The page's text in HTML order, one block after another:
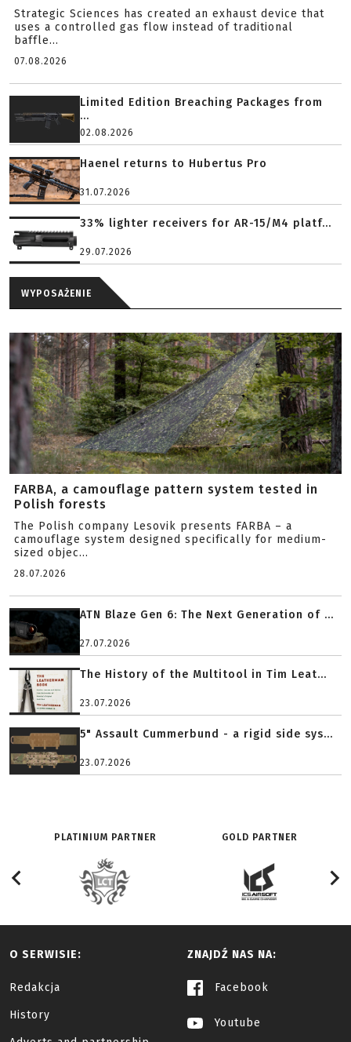
Strategic Sciences has created an exhaust device that
uses a controlled gas flow instead of traditional
baffle...
07.08.2026
Limited Edition Breaching Packages from
...
02.08.2026
Haenel returns to Hubertus Pro
31.07.2026
33% lighter receivers for AR-15/M4 platf...
29.07.2026
WYPOSAŻENIE
FARBA, a camouflage pattern system tested in
Polish forests
The Polish company Lesovik presents FARBA – a
camouflage system designed specifically for medium-
sized objec...
28.07.2026
ATN Blaze Gen 6: The Next Generation of ...
27.07.2026
The History of the Multitool in Tim Leat...
23.07.2026
5" Assault Cummerbund - a rigid side sys...
23.07.2026
PLATINIUM PARTNER GOLD PARTNER
O SERWISIE:
Redakcja
History
ZNAJDŹ NAS NA:
Facebook
Youtube